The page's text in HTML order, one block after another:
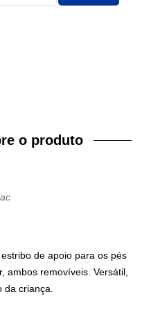
o produto
de apoio para os pés
ambos removíveis. Versátil,
criança.